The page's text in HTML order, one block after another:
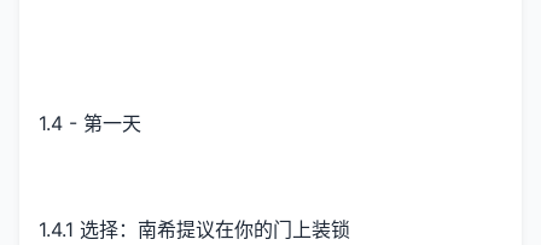
1.4 - 第一天
1.4.1 选择：南希提议在你的门上装锁